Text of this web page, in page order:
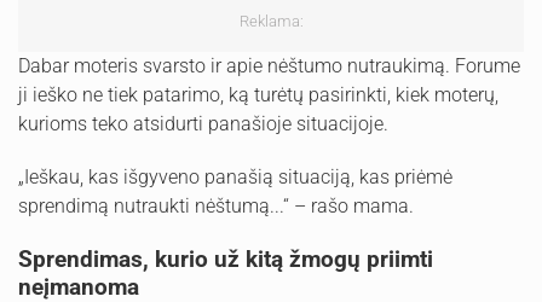
Reklama:
Dabar moteris svarsto ir apie nėštumo nutraukimą. Forume
ji ieško ne tiek patarimo, ką turėtų pasirinkti, kiek moterų,
kurioms teko atsidurti panašioje situacijoje.
„Ieškau, kas išgyveno panašią situaciją, kas priėmė
sprendimą nutraukti nėštumą...“ – rašo mama.
Sprendimas, kurio už kitą žmogų priimti
neįmanoma